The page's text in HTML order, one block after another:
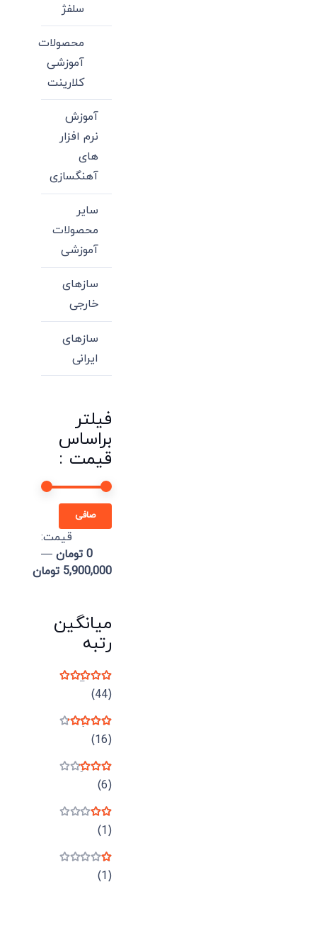
سلفژ
محصولات
آموزشی
کلارینت
آموزش
نرم افزار
های
آهنگسازی
سایر
محصولات
آموزشی
سازهای
خارجی
سازهای
ایرانی
فیلتر
براساس
قیمت :
صافی
قيمت:
0 تومان
—
5,900,000 تومان
میانگین
رتبه
نمره
(44)
نمره(16)
نمره(6)
نمره(1)
نمره(1)